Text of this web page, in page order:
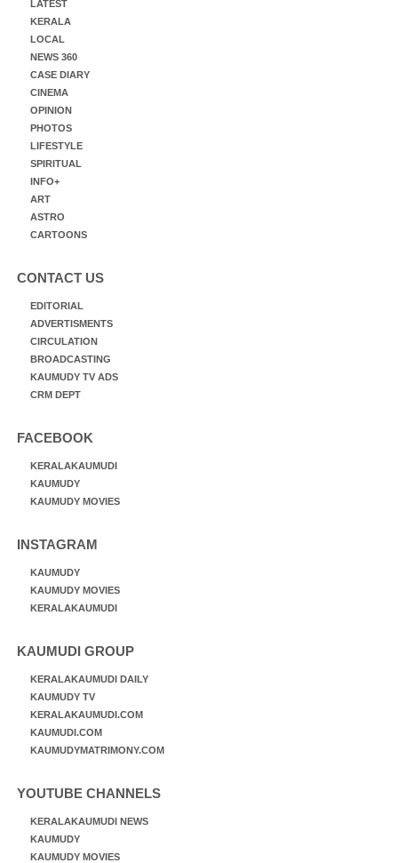
LATEST
KERALA
LOCAL
NEWS 360
CASE DIARY
CINEMA
OPINION
PHOTOS
LIFESTYLE
SPIRITUAL
INFO+
ART
ASTRO
CARTOONS
CONTACT US
EDITORIAL
ADVERTISMENTS
CIRCULATION
BROADCASTING
KAUMUDY TV ADS
CRM DEPT
FACEBOOK
KERALAKAUMUDI
KAUMUDY
KAUMUDY MOVIES
INSTAGRAM
KAUMUDY
KAUMUDY MOVIES
KERALAKAUMUDI
KAUMUDI GROUP
KERALAKAUMUDI DAILY
KAUMUDY TV
KERALAKAUMUDI.COM
KAUMUDI.COM
KAUMUDYMATRIMONY.COM
YOUTUBE CHANNELS
KERALAKAUMUDI NEWS
KAUMUDY
KAUMUDY MOVIES